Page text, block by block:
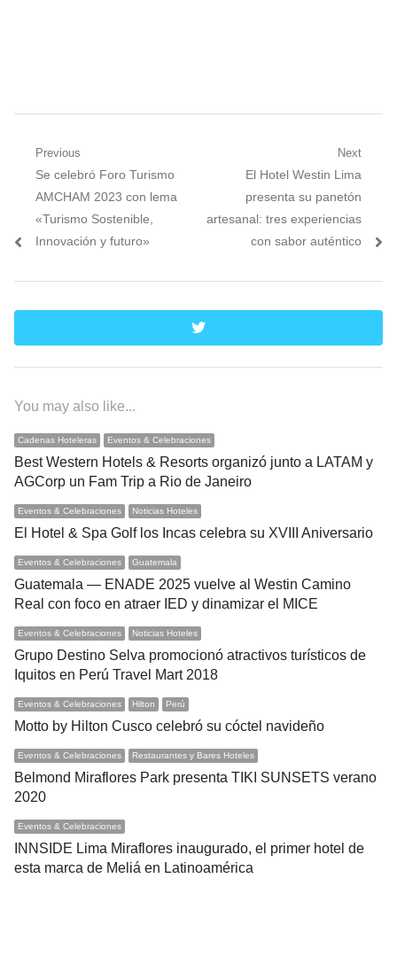
Navegación
entradas
Previous
Previous
post:
Se celebró Foro Turismo
AMCHAM 2023 con lema
«Turismo Sostenible,
Innovación y futuro»
Next
Next
post:
El Hotel Westin Lima
presenta su panetón
artesanal: tres experiencias
con sabor auténtico
twitter
You may also like...
Cadenas Hoteleras Eventos & Celebraciones
Best Western Hotels & Resorts organizó junto a LATAM y
AGCorp un Fam Trip a Rio de Janeiro
Eventos & Celebraciones Noticias Hoteles
El Hotel & Spa Golf los Incas celebra su XVIII Aniversario
Eventos & Celebraciones Guatemala
Guatemala — ENADE 2025 vuelve al Westin Camino
Real con foco en atraer IED y dinamizar el MICE
Eventos & Celebraciones Noticias Hoteles
Grupo Destino Selva promocionó atractivos turísticos de
Iquitos en Perú Travel Mart 2018
Eventos & Celebraciones Hilton Perú
Motto by Hilton Cusco celebró su cóctel navideño
Eventos & Celebraciones Restaurantes y Bares Hoteles
Belmond Miraflores Park presenta TIKI SUNSETS verano
2020
Eventos & Celebraciones
INNSIDE Lima Miraflores inaugurado, el primer hotel de
esta marca de Meliá en Latinoamérica